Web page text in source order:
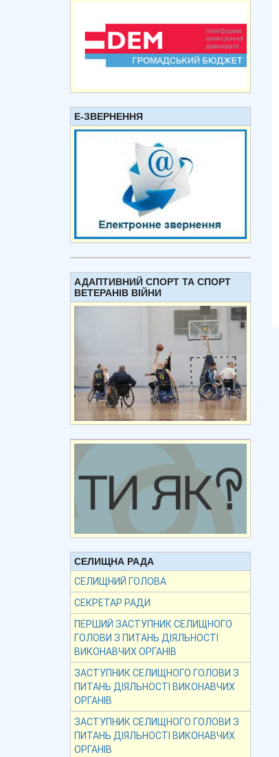
Е-ЗВЕРНЕННЯ
АДАПТИВНИЙ СПОРТ ТА СПОРТ
ВЕТЕРАНІВ ВІЙНИ
СЕЛИЩНА РАДА
СЕЛИЩНИЙ ГОЛОВА
СЕКРЕТАР РАДИ
ПЕРШИЙ ЗАСТУПНИК СЕЛИЩНОГО
ГОЛОВИ З ПИТАНЬ ДІЯЛЬНОСТІ
ВИКОНАВЧИХ ОРГАНІВ
ЗАСТУПНИК СЕЛИЩНОГО ГОЛОВИ З
ПИТАНЬ ДІЯЛЬНОСТІ ВИКОНАВЧИХ
ОРГАНІВ
ЗАСТУПНИК СЕЛИЩНОГО ГОЛОВИ З
ПИТАНЬ ДІЯЛЬНОСТІ ВИКОНАВЧИХ
ОРГАНІВ